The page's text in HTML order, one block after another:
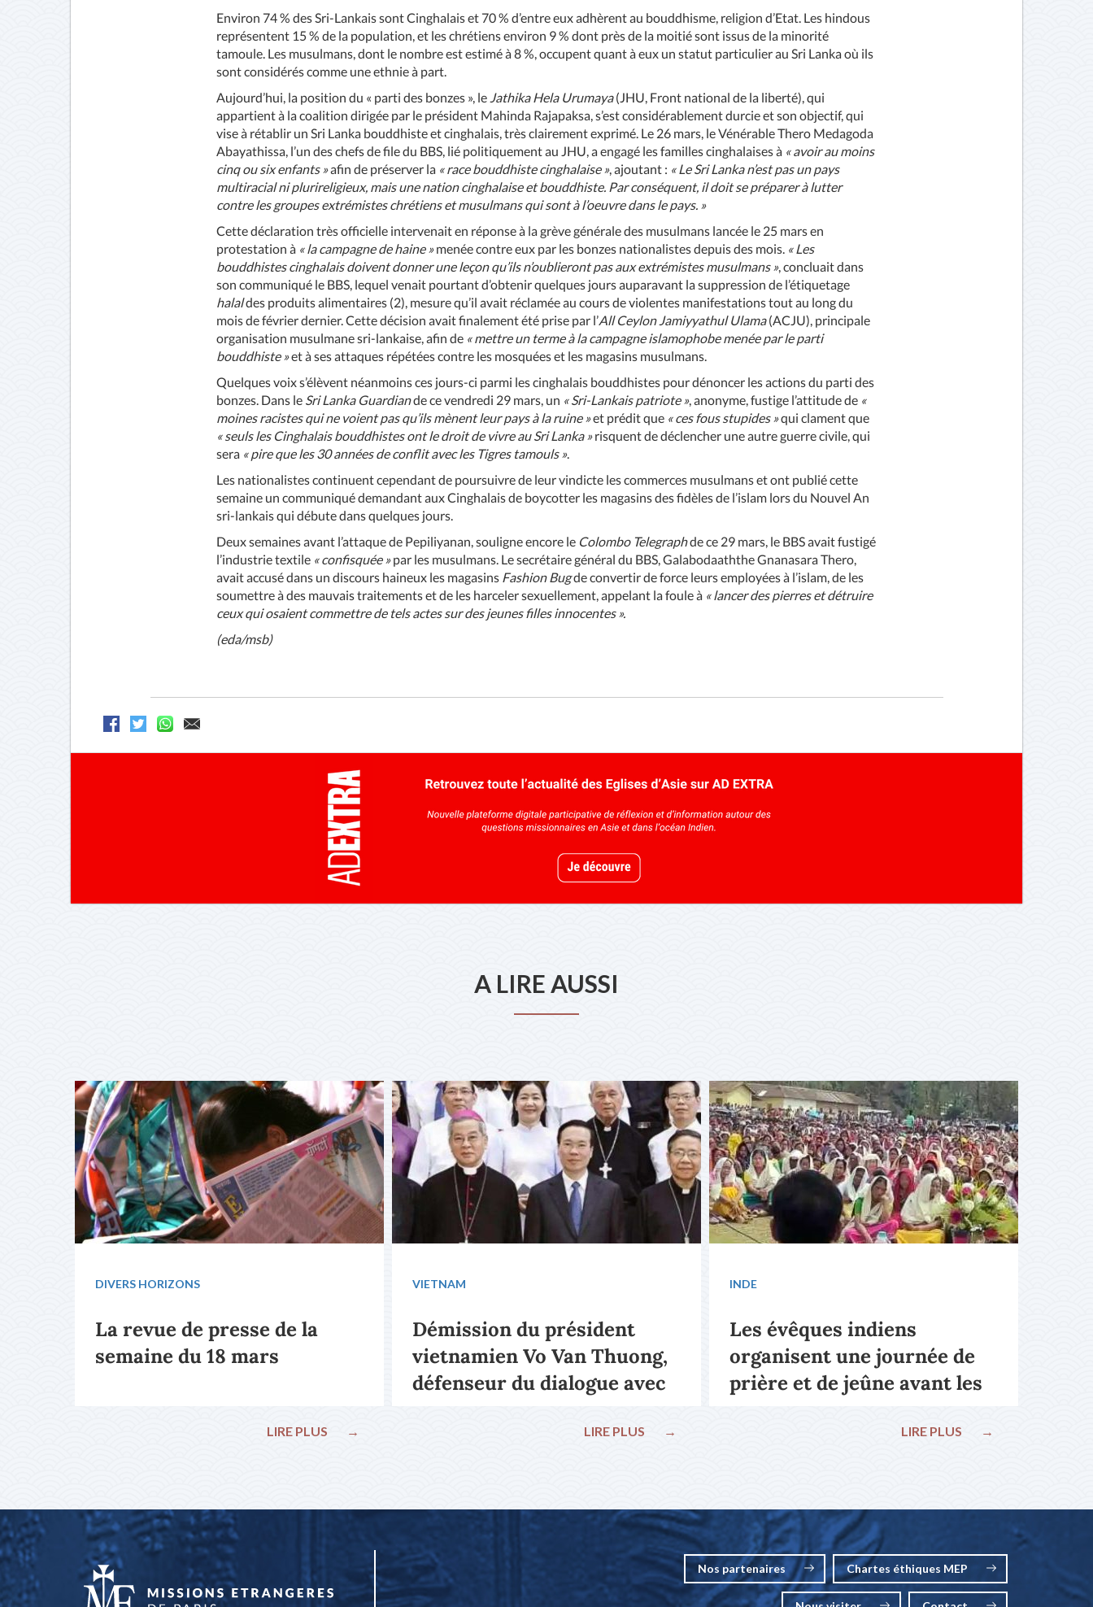
Environ 74 % des Sri-Lankais sont Cinghalais et 70 % d’entre eux adhèrent au bouddhisme, religion d’Etat. Les hindous
représentent 15 % de la population, et les chrétiens environ 9 % dont près de la moitié sont issus de la minorité
tamoule. Les musulmans, dont le nombre est estimé à 8 %, occupent quant à eux un statut particulier au Sri Lanka où ils
sont considérés comme une ethnie à part.
Aujourd’hui, la position du « parti des bonzes », le Jathika Hela Urumaya(JHU, Front national de la liberté), qui
appartient à la coalition dirigée par le président Mahinda Rajapaksa, s’est considérablement durcie et son objectif, qui
vise à rétablir un Sri Lanka bouddhiste et cinghalais, très clairement exprimé. Le 26 mars, le Vénérable Thero Medagoda
Abayathissa, l’un des chefs de file du BBS, lié politiquement au JHU, a engagé les familles cinghalaises à « avoir au moins
cinq ou six enfants »afin de préserver la « race bouddhiste cinghalaise », ajoutant : « Le Sri Lanka n’est pas un pays
multiracial ni plurireligieux, mais une nation cinghalaise et bouddhiste. Par conséquent, il doit se préparer à lutter
contre les groupes extrémistes chrétiens et musulmans qui sont à l’oeuvre dans le pays. »
Cette déclaration très officielle intervenait en réponse à la grève générale des musulmans lancée le 25 mars en
protestation à « la campagne de haine »menée contre eux par les bonzes nationalistes depuis des mois. « Les
bouddhistes cinghalais doivent donner une leçon qu’ils n’oublieront pas aux extrémistes musulmans », concluait dans
son communiqué le BBS, lequel venait pourtant d’obtenir quelques jours auparavant la suppression de l’étiquetage
halaldes produits alimentaires (2), mesure qu’il avait réclamée au cours de violentes manifestations tout au long du
mois de février dernier. Cette décision avait finalement été prise par l’All Ceylon Jamiyyathul Ulama(ACJU), principale
organisation musulmane sri-lankaise, afin de « mettre un terme à la campagne islamophobe menée par le parti
bouddhiste »et à ses attaques répétées contre les mosquées et les magasins musulmans.
Quelques voix s’élèvent néanmoins ces jours-ci parmi les cinghalais bouddhistes pour dénoncer les actions du parti des
bonzes. Dans le Sri Lanka Guardiande ce vendredi 29 mars, un « Sri-Lankais patriote », anonyme, fustige l’attitude de «
moines racistes qui ne voient pas qu’ils mènent leur pays à la ruine »et prédit que « ces fous stupides »qui clament que
« seuls les Cinghalais bouddhistes ont le droit de vivre au Sri Lanka »risquent de déclencher une autre guerre civile, qui
sera « pire que les 30 années de conflit avec les Tigres tamouls ».
Les nationalistes continuent cependant de poursuivre de leur vindicte les commerces musulmans et ont publié cette
semaine un communiqué demandant aux Cinghalais de boycotter les magasins des fidèles de l’islam lors du Nouvel An
sri-lankais qui débute dans quelques jours.
Deux semaines avant l’attaque de Pepiliyanan, souligne encore le Colombo Telegraphde ce 29 mars, le BBS avait fustigé
l’industrie textile « confisquée »par les musulmans. Le secrétaire général du BBS, Galabodaaththe Gnanasara Thero,
avait accusé dans un discours haineux les magasins Fashion Bugde convertir de force leurs employées à l’islam, de les
soumettre à des mauvais traitements et de les harceler sexuellement, appelant la foule à « lancer des pierres et détruire
ceux qui osaient commettre de tels actes sur des jeunes filles innocentes ».
(eda/msb)
A LIRE AUSSI
DIVERS HORIZONS
La revue de presse de la
semaine du 18 mars
LIRE PLUS →
VIETNAM
Démission du président
vietnamien Vo Van Thuong,
défenseur du dialogue avec
LIRE PLUS →
INDE
Les évêques indiens
organisent une journée de
prière et de jeûne avant les
LIRE PLUS →
Nos partenaires Chartes éthiques MEP